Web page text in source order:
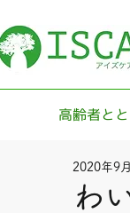
高齢者と
わ
2020年9